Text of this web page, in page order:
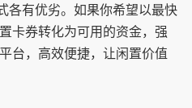
各有优劣。如果你希望以最快
卡券转化为可用的资金，强
台，高效便捷，让闲置价值